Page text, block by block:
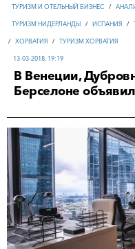
ТУРИЗМ И ОТЕЛЬНЫЙ БИЗНЕС /
ТУРИЗМ НИДЕРЛАНДЫ / ИСПАНИЯ /
/ ХОРВАТИЯ / ТУРИЗМ ХОРВАТИЯ
13-03-2018, 19:19
В Венеции,
Берселоне